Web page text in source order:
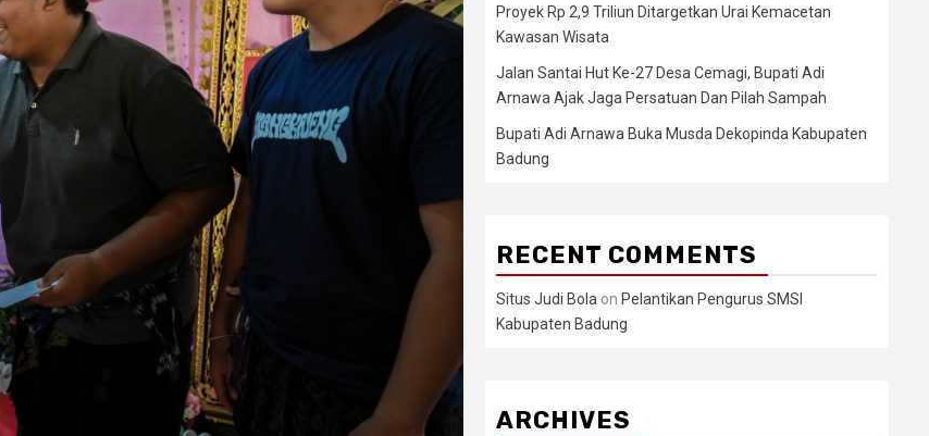
Proyek Rp 2,9 Triliun Ditargetkan Urai Kemacetan
Kawasan Wisata
Jalan Santai Hut Ke-27 Desa Cemagi, Bupati Adi
Arnawa Ajak Jaga Persatuan Dan Pilah Sampah
Bupati Adi Arnawa Buka Musda Dekopinda Kabupaten
Badung
RECENT COMMENTS
Situs Judi Bola on Pelantikan Pengurus SMSI
Kabupaten Badung
ARCHIVES